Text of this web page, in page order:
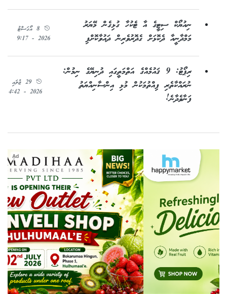
ނިއުޔޯކް ސިޓީގެ އާ ޓެކުހާ ގުޅިގެން މޭޔަރު
މަމްދާނީއާ ދެކޮޅަށް ގެދޮރުވެރިން ދައުވާކޮށްފި
8 އޯގަސްޓު
2026 - 9:17
ރިޕޯޓު: 9 ޤައުމެއްގެ އަތްމަތީގައި ދުނިޔޭގެ ނިމުން:
ނުރައްކާތެރި ފިއްތުމަކުން މުޅި އިންސާނިއްޔަތު
ފަނާވެދާނެ!
29 ޖުލައި
2026 - 4:42
Ad